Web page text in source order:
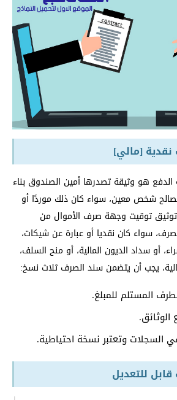
[مالي]
هو وثيقة تصدرها أمين الصندوق بناء
شخص معين، سواء كان ذلك موردًا أو
توقيت وجهة صرف الأموال من
سواء كان نقديا أو عبارة عن شيكات،
أو سداد الديون المالية، أو منح السلف،
يجب أن يتضمن سند الصرف ثلاث نسخ:
المستلم للمبلغ.
الوثائق.
السجلات وتعتبر نسخة احتياطية.
للتعديل